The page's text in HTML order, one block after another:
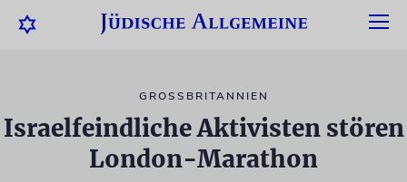
GROSSBRITANNIEN
Israelfeindliche Aktivisten stören
London-Marathon